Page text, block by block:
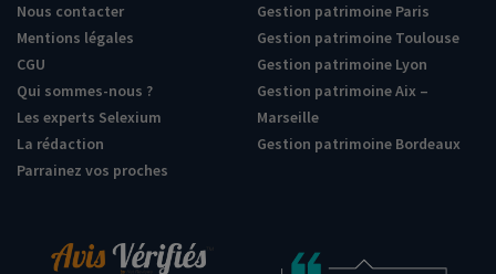
Nous contacter
Mentions légales
CGU
Qui sommes-nous ?
Les experts Selexium
La rédaction
Parrainez vos proches
Gestion patrimoine Paris
Gestion patrimoine Toulouse
Gestion patrimoine Lyon
Gestion patrimoine Aix –
Marseille
Gestion patrimoine Bordeaux